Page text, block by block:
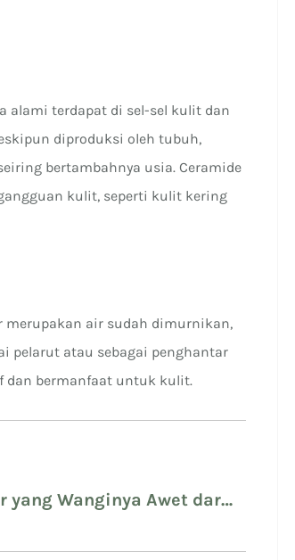
alami terdapat di sel-sel kulit dan
diproduksi oleh tubuh,
bertambahnya usia. Ceramide
kulit, seperti kulit kering
merupakan air sudah dimurnikan,
pelarut atau sebagai penghantar
dan bermanfaat untuk kulit.
yang Wanginya Awet dari